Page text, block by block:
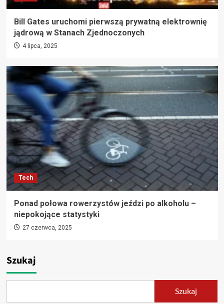
Bill Gates uruchomi pierwszą prywatną elektrownię
jądrową w Stanach Zjednoczonych
4 lipca, 2025
Tech
Ponad połowa rowerzystów jeździ po alkoholu –
niepokojące statystyki
27 czerwca, 2025
Szukaj
Szukaj